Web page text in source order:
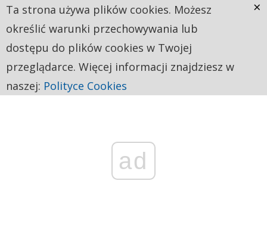
ad
Ta strona używa plików cookies. Możesz
określić warunki przechowywania lub
dostępu do plików cookies w Twojej
przeglądarce. Więcej informacji znajdziesz w
naszej: Polityce Cookies
×